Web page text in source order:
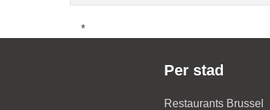
*
Per stad
Restaurants Brussel